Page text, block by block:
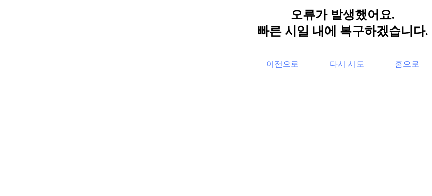
오류가 발생했어요.
빠른 시일 내에 복구하겠습니다.
이전으로 다시 시도 홈으로